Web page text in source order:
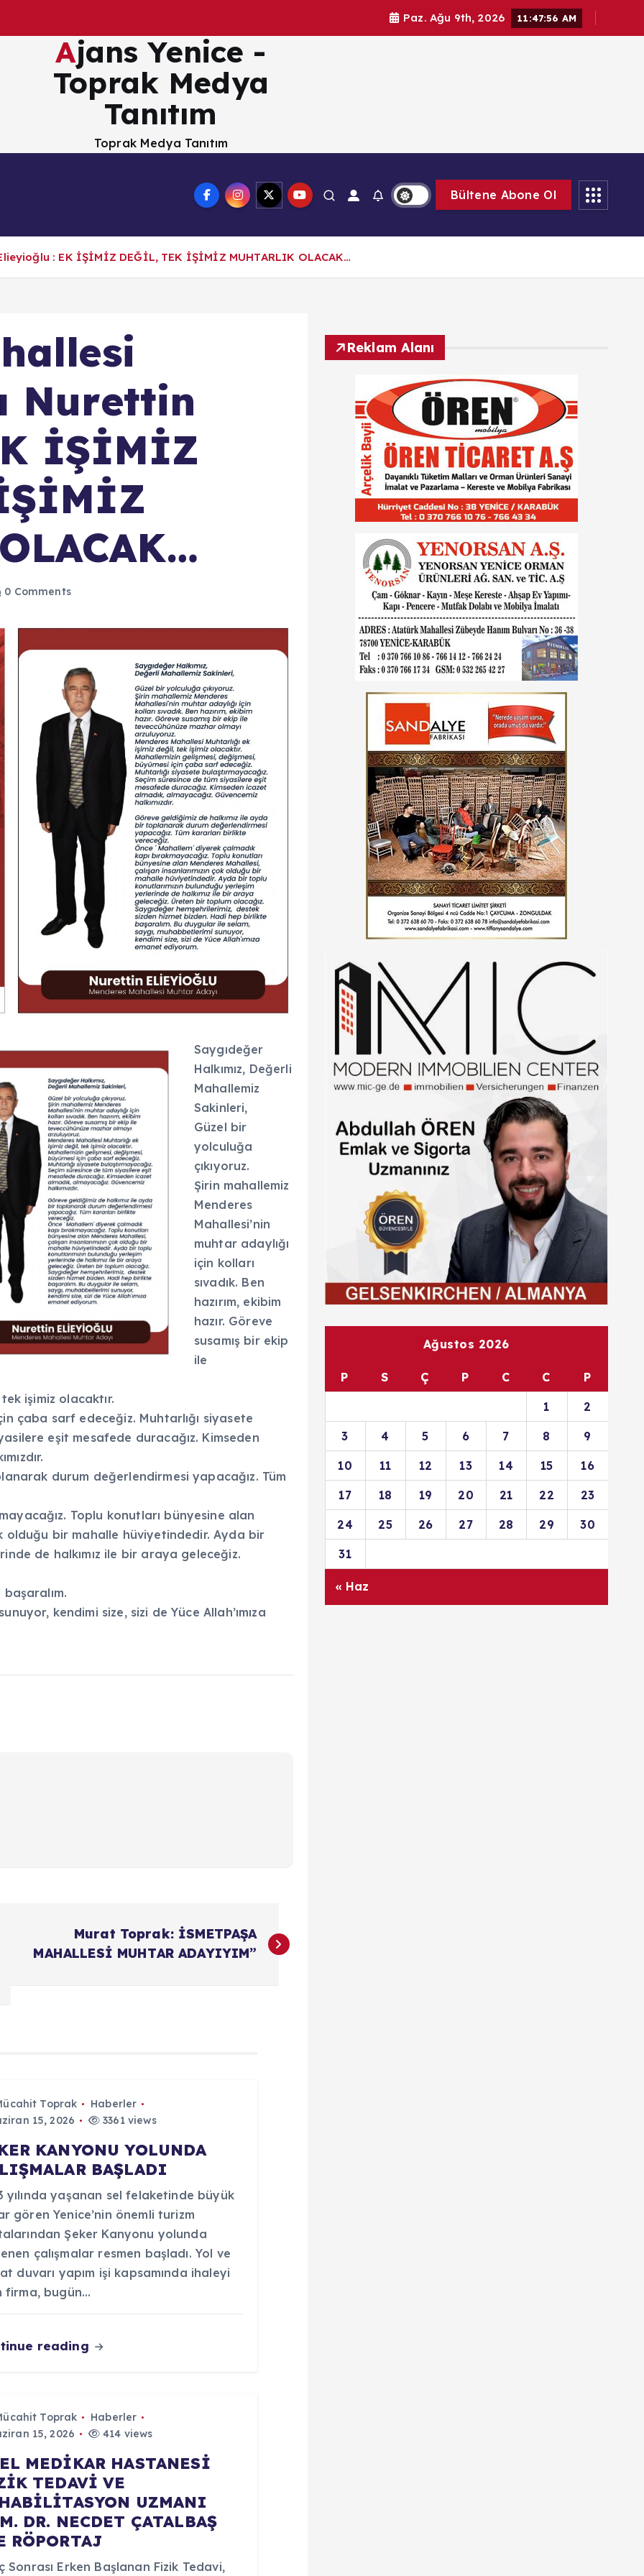
Paz. Ağu 9th, 2026 11:47:57 AM
Ajans Yenice -
Toprak Medya
Tanıtım
Toprak Medya Tanıtım
Bültene Abone Ol
: EK İŞİMİZ DEĞİL, TEK İŞİMİZ MUHTARLIK OLACAK…
Nurettin
İŞİMİZ
0 Comments
Saygıdeğer
Halkımız, Değerli
Mahallemiz
Sakinleri,
Güzel bir
yolculuğa
çıkıyoruz.
Şirin mahallemiz
Menderes
Mahallesi’nin
muhtar adaylığı
için kolları
sıvadık. Ben
hazırım, ekibim
hazır. Göreve
susamış bir ekip
ile
işimiz olacaktır.
çaba sarf edeceğiz. Muhtarlığı siyasete
eşit mesafede duracağız. Kimseden
durum değerlendirmesi yapacağız. Tüm
Toplu konutları bünyesine alan
olduğu bir mahalle hüviyetindedir. Ayda bir
de halkımız ile bir araya geleceğiz.
kendimi size, sizi de Yüce Allah’ımıza
Murat Toprak: İSMETPAŞA
MAHALLESİ MUHTAR ADAYIYIM”
Toprak
Haberler
15, 2026
3361 views
KANYONU YOLUNDA
BAŞLADI
yılında yaşanan sel felaketinde büyük
gören Yenice’nin önemli turizm
Şeker Kanyonu yolunda
çalışmalar resmen başladı. Yol ve
duvarı yapım işi kapsamında ihaleyi
firma, bugün…
reading
Toprak
Haberler
15, 2026
414 views
MEDİKAR HASTANESİ
TEDAVİ VE
UZMANI
DR. NECDET ÇATALBAŞ
RÖPORTAJ
Sonrası Erken Başlanan Fizik Tedavi,
Reklam Alanı
Ağustos 2026
P S Ç P C C P
1 2
3 4 5 6 7 8 9
10 11 12 13 14 15 16
17 18 19 20 21 22 23
24 25 26 27 28 29 30
31
« Haz